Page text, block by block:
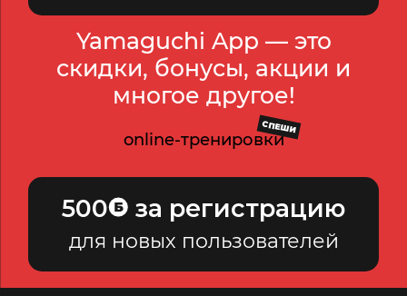
Yamaguchi App — это
скидки, бонусы, акции и
многое другое!
online-тренировки
СПЕШИ
500 за регистрацию
для новых пользователей